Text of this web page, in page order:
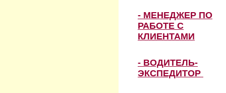
- МЕНЕДЖЕР ПО
РАБОТЕ С
КЛИЕНТАМИ
- ВОДИТЕЛЬ-
ЭКСПЕДИТОР